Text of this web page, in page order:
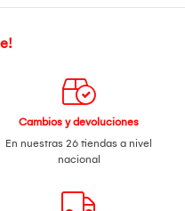
Cambios y devoluciones
En nuestras 26 tiendas a nivel
nacional